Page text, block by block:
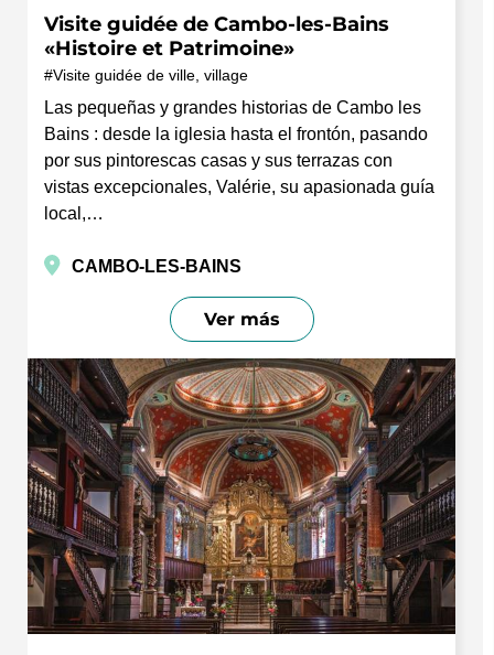
Visite guidée de Cambo-les-Bains
«Histoire et Patrimoine»
Visite guidée de ville, village
Las pequeñas y grandes historias de Cambo les
Bains : desde la iglesia hasta el frontón, pasando
por sus pintorescas casas y sus terrazas con
vistas excepcionales, Valérie, su apasionada guía
local,…
CAMBO-LES-BAINS
Ver más